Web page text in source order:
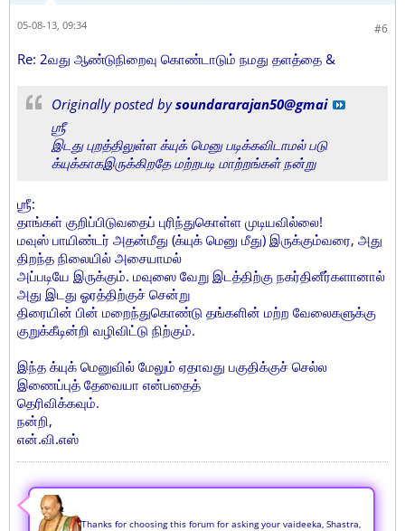
#6
05-08-13, 09:34
Re: 2வது ஆண்டுநிறைவு கொண்டாடும் நமது தளத்தை &
Originally posted bysoundararajan50@gmai
ஶ்ரீ
இடது புறத்திலுள்ள க்யுக் மெனு படிக்கவிடாமல் படு
க்யுக்காகஇருக்கிறதே மற்றபடி மாற்றங்கள் நன்று
ஶ்ரீ:
தாங்கள் குறிப்பிடுவதைப் புரிந்துகொள்ள முடியவில்லை!
மவுஸ் பாயிண்டர் அதன்மீது (க்யுக் மெனு மீது) இருக்கும்வரை, அது
திறந்த நிலையில் அசையாமல்
அப்படியே இருக்கும். மவுஸை வேறு இடத்திற்கு நகர்தினீர்களானால்
அது இடது ஓரத்திற்குச் சென்று
திரையின் பின் மறைந்துகொண்டு தங்களின் மற்ற வேலைகளுக்கு
குறுக்கீடின்றி வழிவிட்டு நிற்கும்.
இந்த க்யுக் மெனுவில் மேலும் ஏதாவது பகுதிக்குச் செல்ல
இணைப்புத் தேவையா என்பதைத்
தெரிவிக்கவும்.
நன்றி,
என்.வி.எஸ்
Thanks for choosing this forum for asking your vaideeka, Shastra,